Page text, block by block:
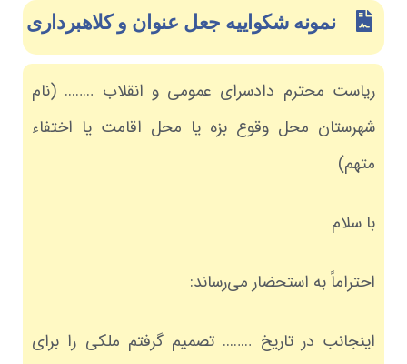
نمونه شکواییه جعل عنوان و کلاهبرداری
ریاست محترم دادسرای عمومی و انقلاب …….. (نام
شهرستان محل وقوع بزه یا محل اقامت یا اختفاء
متهم)
با سلام
احتراماً به استحضار می‌رساند:
اینجانب در تاریخ …….. تصمیم گرفتم ملکی را برای